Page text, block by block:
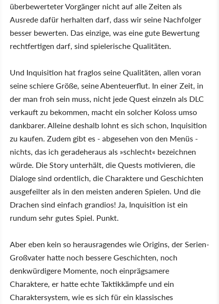
überbewerteter Vorgänger nicht auf alle Zeiten als
Ausrede dafür herhalten darf, dass wir seine Nachfolger
besser bewerten. Das einzige, was eine gute Bewertung
rechtfertigen darf, sind spielerische Qualitäten.
Und Inquisition hat fraglos seine Qualitäten, allen voran
seine schiere Größe, seine Abenteuerflut. In einer Zeit, in
der man froh sein muss, nicht jede Quest einzeln als DLC
verkauft zu bekommen, macht ein solcher Koloss umso
dankbarer. Alleine deshalb lohnt es sich schon, Inquisition
zu kaufen. Zudem gibt es - abgesehen von den Menüs -
nichts, das ich geradeheraus als »schlecht« bezeichnen
würde. Die Story unterhält, die Quests motivieren, die
Dialoge sind ordentlich, die Charaktere und Geschichten
ausgefeilter als in den meisten anderen Spielen. Und die
Drachen sind einfach grandios! Ja, Inquisition ist ein
rundum sehr gutes Spiel. Punkt.
Aber eben kein so herausragendes wie Origins, der Serien-
Großvater hatte noch bessere Geschichten, noch
denkwürdigere Momente, noch einprägsamere
Charaktere, er hatte echte Taktikkämpfe und ein
Charaktersystem, wie es sich für ein klassisches